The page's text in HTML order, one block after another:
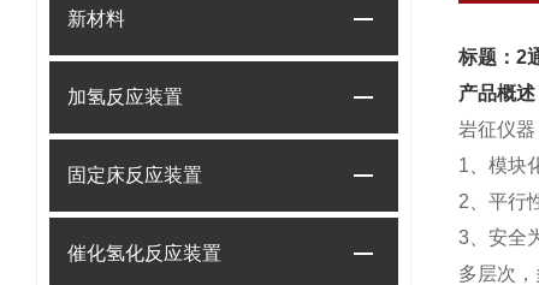
新材料
加氢反应装置
固定床反应装置
催化氢化反应装置
标题：2
产品概述
岩征仪器
1、模块
2、 平行
3、安全
多层次